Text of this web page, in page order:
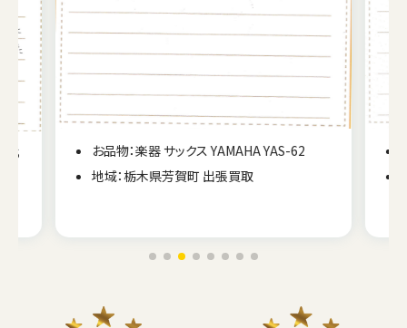
お品物：楽器 サックス YAMAHA YAS-62
地域：栃木県芳賀町 出張買取